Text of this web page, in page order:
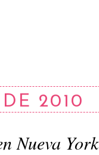
2010
Nueva York